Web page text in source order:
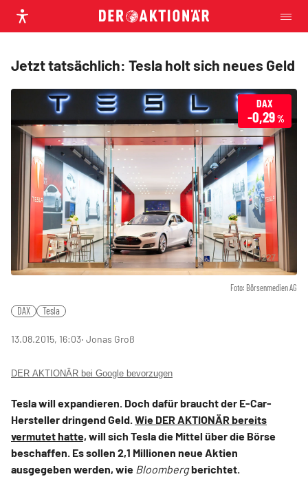
Jetzt tatsächlich: Tesla holt sich neues Geld
Foto: Börsenmedien AG
DAX
-0,29%
DAX Tesla
13.08.2015, 16:03‧ Jonas Groß
DER AKTIONÄR bei Google bevorzugen
Tesla will expandieren. Doch dafür braucht der E-Car-
Hersteller dringend Geld.Wie DER AKTIONÄR bereits
vermutet hatte, will sich Tesla die Mittel über die Börse
beschaffen. Es sollen 2,1 Millionen neue Aktien
ausgegeben werden, wie Bloombergberichtet.